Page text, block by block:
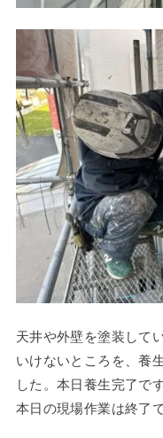
天井や外壁を塗装して
いけないところを、養
した。本日養生完了で
本日の現場作業は終了で